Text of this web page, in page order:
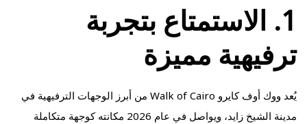
1. الاستمتاع بتجربة
ترفيهية مميزة
يُعد ووك أوف كايرو Walk of Cairo من أبرز الوجهات الترفيهية في
مدينة الشيخ زايد، ويواصل في عام 2026 مكانته كوجهة متكاملة